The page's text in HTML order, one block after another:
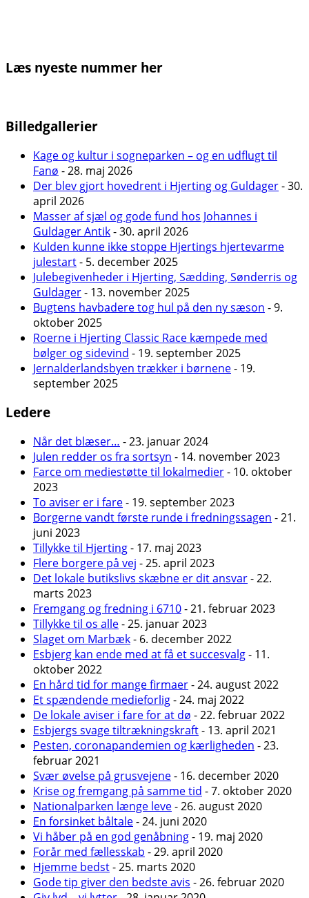
Læs nyeste nummer her
Billedgallerier
Kage og kultur i sogneparken – og en udflugt til
Fanø - 28. maj 2026
Der blev gjort hovedrent i Hjerting og Guldager- 30.
april 2026
Masser af sjæl og gode fund hos Johannes i
Guldager Antik- 30. april 2026
Kulden kunne ikke stoppe Hjertings hjertevarme
julestart- 5. december 2025
Julebegivenheder i Hjerting, Sædding, Sønderris og
Guldager- 13. november 2025
Bugtens havbadere tog hul på den ny sæson - 9.
oktober 2025
Roerne i Hjerting Classic Race kæmpede med
bølger og sidevind - 19. september 2025
Jernalderlandsbyen trækker i børnene- 19.
september 2025
Ledere
Når det blæser… - 23. januar 2024
Julen redder os fra sortsyn - 14. november 2023
Farce om mediestøtte til lokalmedier- 10. oktober
2023
To aviser er i fare- 19. september 2023
Borgerne vandt første runde i fredningssagen - 21.
juni 2023
Tillykke til Hjerting- 17. maj 2023
Flere borgere på vej - 25. april 2023
Det lokale butikslivs skæbne er dit ansvar- 22.
marts 2023
Fremgang og fredning i 6710- 21. februar 2023
Tillykke til os alle- 25. januar 2023
Slaget om Marbæk- 6. december 2022
Esbjerg kan ende med at få et succesvalg- 11.
oktober 2022
En hård tid for mange firmaer- 24. august 2022
Et spændende medieforlig- 24. maj 2022
De lokale aviser i fare for at dø - 22. februar 2022
Esbjergs svage tiltrækningskraft- 13. april 2021
Pesten, coronapandemien og kærligheden - 23.
februar 2021
Svær øvelse på grusvejene- 16. december 2020
Krise og fremgang på samme tid - 7. oktober 2020
Nationalparken længe leve- 26. august 2020
En forsinket båltale- 24. juni 2020
Vi håber på en god genåbning- 19. maj 2020
Forår med fællesskab - 29. april 2020
Hjemme bedst- 25. marts 2020
Gode tip giver den bedste avis - 26. februar 2020